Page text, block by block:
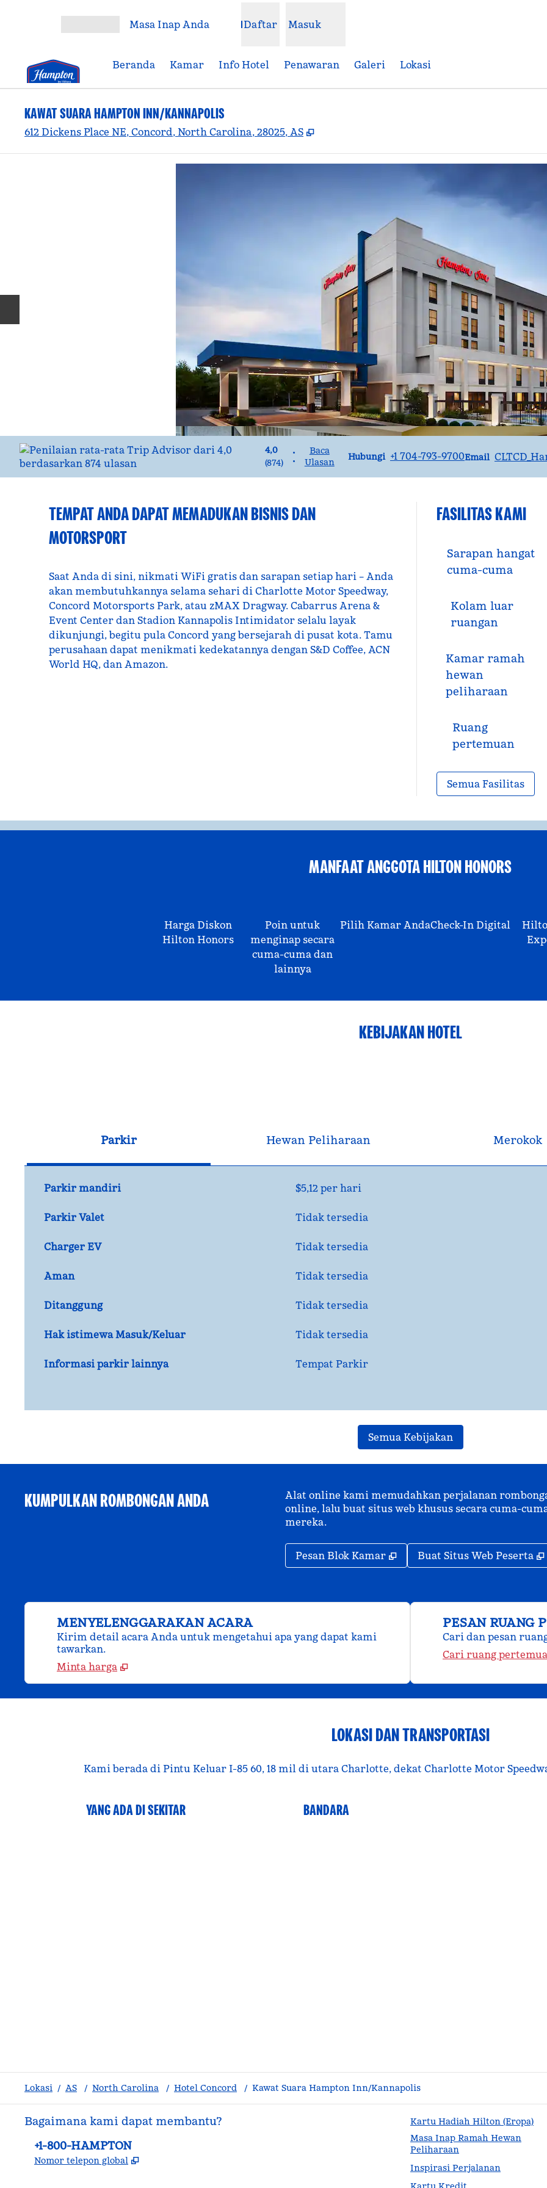
Masa Inap Anda Daftar Masuk
Beranda Kamar Info Hotel Penawaran Galeri Lokasi
KAWAT SUARA HAMPTON INN/KANNAPOLIS
612 Dickens Place NE, Concord, North Carolina, 28025, AS ,
4,0
(874)
•
•
Baca
Ulasan
Hubungi
Panggilan+1 704-793-9700Email
Email
TEMPAT ANDA DAPAT MEMADUKAN BISNIS DAN
MOTORSPORT
Saat Anda di sini, nikmati WiFi gratis dan sarapan setiap hari – Anda
akan membutuhkannya selama sehari di Charlotte Motor Speedway,
Concord Motorsports Park, atau zMAX Dragway. Cabarrus Arena &
Event Center dan Stadion Kannapolis Intimidator selalu layak
dikunjungi, begitu pula Concord yang bersejarah di pusat kota. Tamu
perusahaan dapat menikmati kedekatannya dengan S&D Coffee, ACN
World HQ, dan Amazon.
FASILITAS KAMI
Sarapan hangat
cuma-cuma
Kolam luar
ruangan
Kamar ramah
hewan
peliharaan
Ruang
pertemuan
Semua Fasilitas
MANFAAT ANGGOTA HILTON HONORS
Harga Diskon
Hilton Honors
Poin untuk
menginap secara
cuma-cuma dan
lainnya
Pilih Kamar AndaCheck-In Digital
KEBIJAKAN HOTEL
Parkir Hewan Peliharaan Merokok
Parkir mandiri $5,12 per hari
Parkir Valet Tidak tersedia
Charger EV Tidak tersedia
Aman Tidak tersedia
Ditanggung Tidak tersedia
Hak istimewa Masuk/Keluar Tidak tersedia
Informasi parkir lainnya Tempat Parkir
Semua Kebijakan
KUMPULKAN ROMBONGAN ANDA
Alat online kami memudahkan perjalanan
online, lalu buat situs web khusus secara cuma-
mereka.
Pesan Blok Kamar , Buka tab baru
Buat Situs Web Peserta
MENYELENGGARAKAN ACARA
Kirim detail acara Anda untuk mengetahui apa yang dapat kami
tawarkan.
Minta harga
PESAN RUANG
Cari dan pesan
Cari ruang
LOKASI DAN TRANSPORTASI
Kami berada di Pintu Keluar I-85 60, 18 mil di utara Charlotte, dekat Charlotte Motor
YANG ADA DI SEKITAR BANDARA
Lokasi / AS / North Carolina / Hotel Concord / Kawat Suara Hampton Inn/Kannapolis
Bagaimana kami dapat membantu?
Telepon:
+1-800-HAMPTON
Nomor telepon global ,
Kartu Hadiah Hilton (Eropa)
Masa Inap Ramah Hewan
Peliharaan
Inspirasi Perjalanan